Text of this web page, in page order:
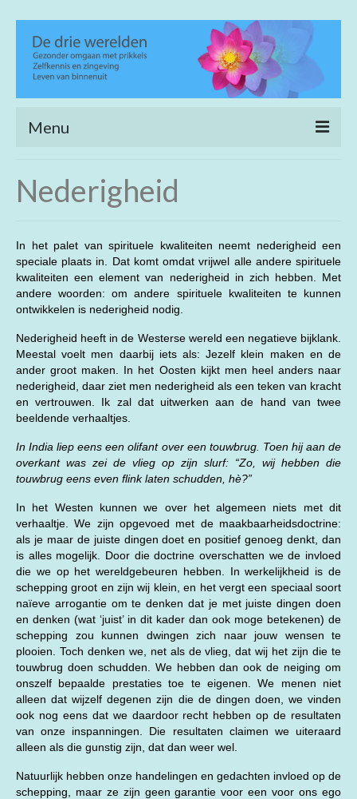
Menu
Heling en verfijning
Wijs wandelen
Achtergrond
Open meditatie
Nederigheid
In het palet van spirituele kwaliteiten neemt nederigheid een
speciale plaats in. Dat komt omdat vrijwel alle andere spirituele
kwaliteiten een element van nederigheid in zich hebben. Met
andere woorden: om andere spirituele kwaliteiten te kunnen
ontwikkelen is nederigheid nodig.
Nederigheid heeft in de Westerse wereld een negatieve bijklank.
Meestal voelt men daarbij iets als: Jezelf klein maken en de
ander groot maken. In het Oosten kijkt men heel anders naar
nederigheid, daar ziet men nederigheid als een teken van kracht
en vertrouwen. Ik zal dat uitwerken aan de hand van twee
beeldende verhaaltjes.
In India liep eens een olifant over een touwbrug. Toen hij aan de
overkant was zei de vlieg op zijn slurf: “Zo, wij hebben die
touwbrug eens even flink laten schudden, hè?”
In het Westen kunnen we over het algemeen niets met dit
verhaaltje. We zijn opgevoed met de maakbaarheidsdoctrine:
als je maar de juiste dingen doet en positief genoeg denkt, dan
is alles mogelijk. Door die doctrine overschatten we de invloed
die we op het wereldgebeuren hebben. In werkelijkheid is de
schepping groot en zijn wij klein, en het vergt een speciaal soort
naïeve arrogantie om te denken dat je met juiste dingen doen
en denken (wat ‘juist’ in dit kader dan ook moge betekenen) de
schepping zou kunnen dwingen zich naar jouw wensen te
plooien. Toch denken we, net als de vlieg, dat wij het zijn die te
touwbrug doen schudden. We hebben dan ook de neiging om
onszelf bepaalde prestaties toe te eigenen. We menen niet
alleen dat wijzelf degenen zijn die de dingen doen, we vinden
ook nog eens dat we daardoor recht hebben op de resultaten
van onze inspanningen. Die resultaten claimen we uiteraard
alleen als die gunstig zijn, dat dan weer wel.
Natuurlijk hebben onze handelingen en gedachten invloed op de
schepping, maar ze zijn geen garantie voor een voor ons ego